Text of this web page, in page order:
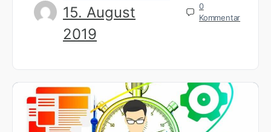
15. August
2019
0
Kommentar